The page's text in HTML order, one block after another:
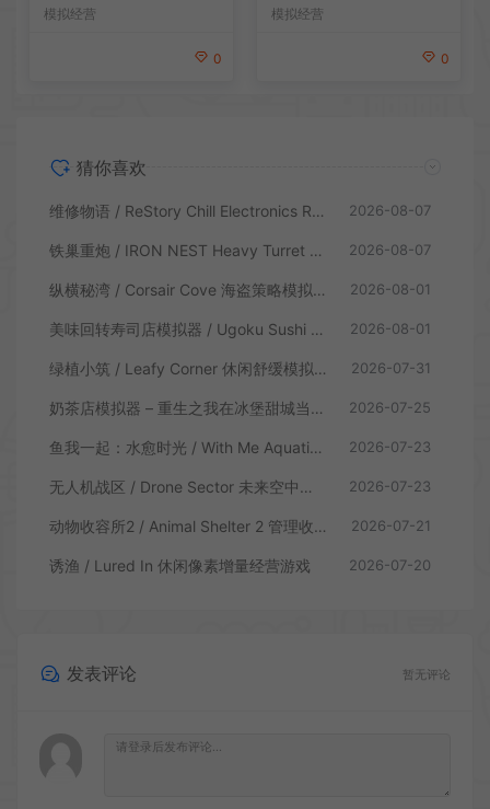
模拟经营
0
模拟经营
0
猜你喜欢
维修物语 / ReStory Chill Electronics Repairs 拆解修理模拟游戏 2026-08-07
铁巢重炮 / IRON NEST Heavy Turret 柴油朋克重型火炮游戏 2026-08-07
纵横秘湾 / Corsair Cove 海盗策略模拟游戏 2026-08-01
美味回转寿司店模拟器 / Ugoku Sushi Bar 休闲治愈模拟游戏 2026-08-01
绿植小筑 / Leafy Corner 休闲舒缓模拟游戏 2026-07-31
奶茶店模拟器 – 重生之我在冰堡甜城当店长 / Boba Cafe Simulator 模拟经营游戏 2026-07-25
鱼我一起：水愈时光 / With Me Aquatic Time 休闲养鱼游戏 2026-07-23
无人机战区 / Drone Sector 未来空中炮艇游戏 2026-07-23
动物收容所2 / Animal Shelter 2 管理收容模拟游戏 2026-07-21
诱渔 / Lured In 休闲像素增量经营游戏 2026-07-20
发表评论 暂无评论